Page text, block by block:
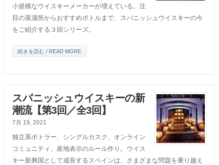
小規模なウイスキーメーカーが増えている。注
目の蒸溜所からおすすめボトルまで、スパニッシュウイスキーの今
をご紹介する３回シリーズ。
続きを読む / READ MORE
スパニッシュウイスキーの新
潮流【第3回／全3回】
7月 19, 2021
独立系ボトラー、シングルカスク、オンライン
コミュニティ、産地表示のルール作り。ウイス
キー新興国として成長するスペインは、さまざまな問題を乗り越え